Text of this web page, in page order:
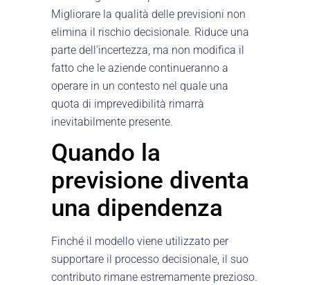
Migliorare la qualità delle previsioni non
elimina il rischio decisionale. Riduce una
parte dell’incertezza, ma non modifica il
fatto che le aziende continueranno a
operare in un contesto nel quale una
quota di imprevedibilità rimarrà
inevitabilmente presente.
Quando la
previsione diventa
una dipendenza
Finché il modello viene utilizzato per
supportare il processo decisionale, il suo
contributo rimane estremamente prezioso.